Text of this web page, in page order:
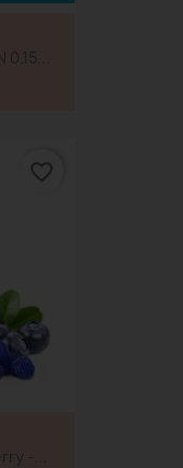
-...
favorite_border